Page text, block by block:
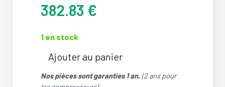
382.83 €
1 en stock
quantité
de
Carte
Ajouter au panier
Nos pièces sont garanties 1 an.(2 ans pour